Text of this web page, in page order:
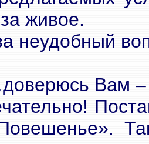
живое.
неудобный
Вам